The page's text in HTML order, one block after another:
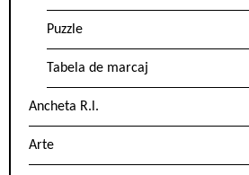
Puzzle
Tabela de marcaj
Ancheta R.l.
Arte